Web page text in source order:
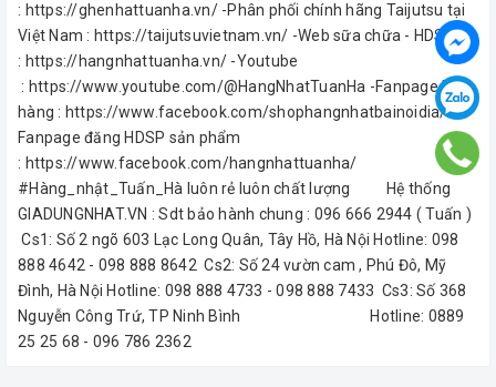
: https://ghenhattuanha.vn/ -Phân phối chính hãng Taijutsu tại
Việt Nam : https://taijutsuvietnam.vn/ -Web sữa chữa - HDSP
: https://hangnhattuanha.vn/ -Youtube
: https://www.youtube.com/@HangNhatTuanHa -Fanpage bán
hàng : https://www.facebook.com/shophangnhatbainoidia/ -
Fanpage đăng HDSP sản phẩm
: https://www.facebook.com/hangnhattuanha/
#Hàng_nhật_Tuấn_Hà luôn rẻ luôn chất lượng Hệ thống
GIADUNGNHAT.VN : Sdt bảo hành chung : 096 666 2944 ( Tuấn )
Cs1: Số 2 ngõ 603 Lạc Long Quân, Tây Hồ, Hà Nội Hotline: 098
888 4642 - 098 888 8642 Cs2: Số 24 vườn cam , Phú Đô, Mỹ
Đình, Hà Nội Hotline: 098 888 4733 - 098 888 7433 Cs3: Số 368
Nguyễn Công Trứ, TP Ninh Bình Hotline: 0889
25 25 68 - 096 786 2362